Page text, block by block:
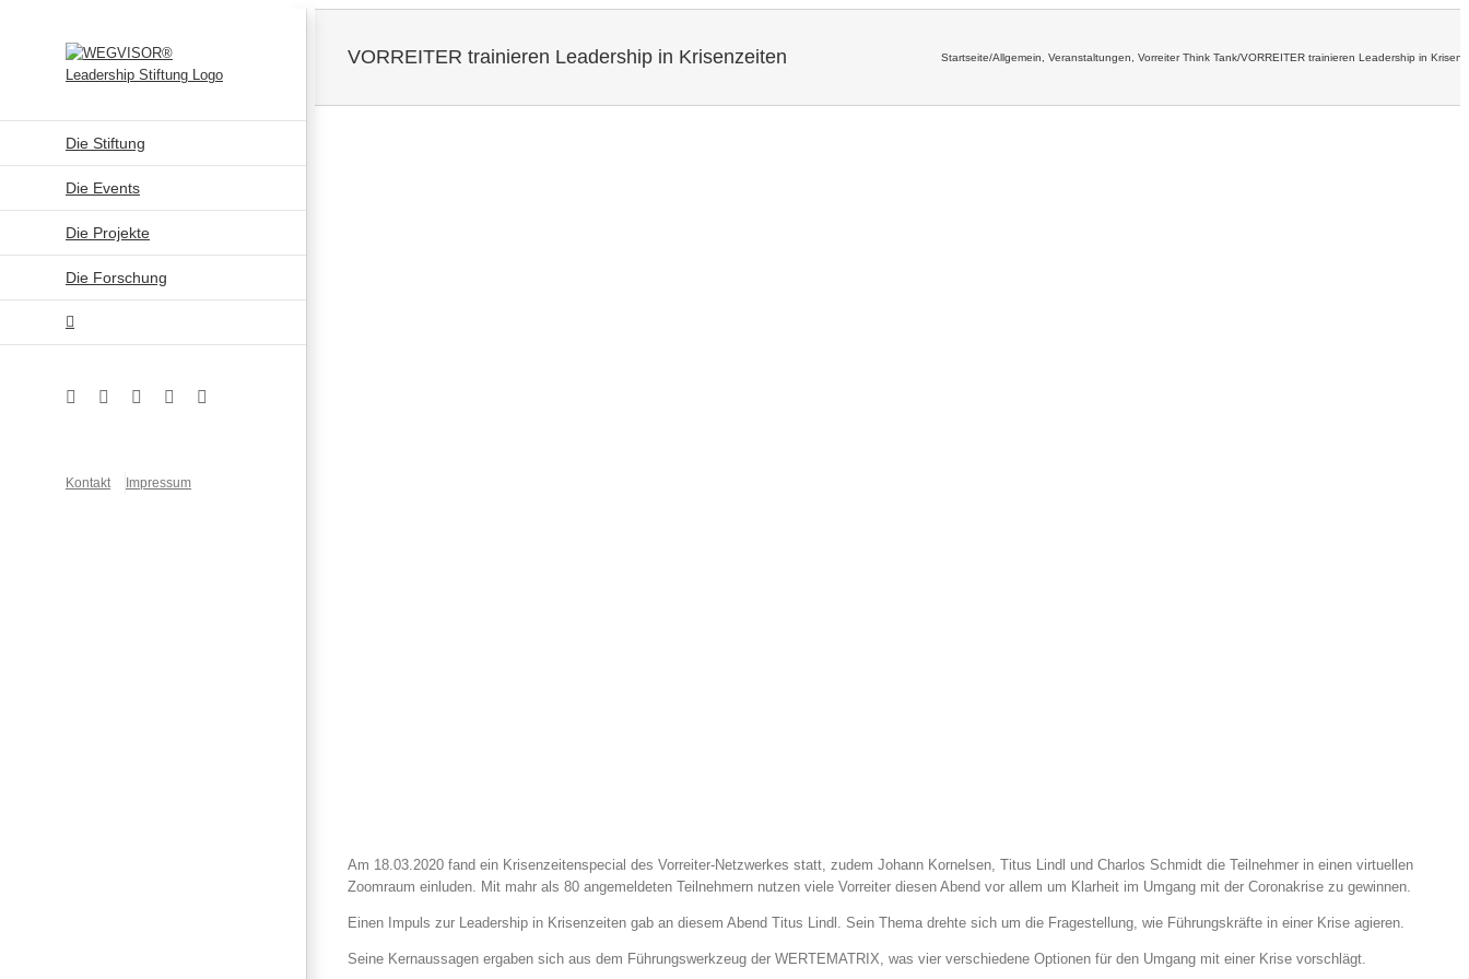
Die Stiftung
Die Events
Die Projekte
Die Forschung
FacebookInstagramYouTube
Xing
Kontakt Impressum
VORREITER trainieren Leadership in Krisenzeiten Startseite/Allgemein Veranstaltungen Vorreiter Think Tank/VORREITER trainieren Leadership in
Am 18.03.2020 fand ein Krisenzeitenspecial des Vorreiter-Netzwerkes statt, zudem Johann Kornelsen, Titus Lindl und Charlos Schmidt die Teilnehmer in einen virtuellen
Zoomraum einluden. Mit mahr als 80 angemeldeten Teilnehmern nutzen viele Vorreiter diesen Abend vor allem um Klarheit im Umgang mit der Coronakrise zu gewinnen.
Einen Impuls zur Leadership in Krisenzeiten gab an diesem Abend Titus Lindl. Sein Thema drehte sich um die Fragestellung, wie Führungskräfte in einer Krise agieren.
Seine Kernaussagen ergaben sich aus dem Führungswerkzeug der WERTEMATRIX, was vier verschiedene Optionen für den Umgang mit einer Krise vorschlägt.